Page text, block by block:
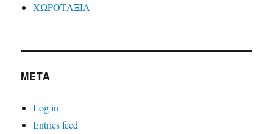
ΧΩΡΟΤΑΞΙΑ
META
Log in
Entries feed